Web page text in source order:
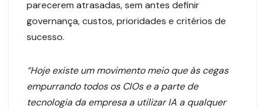
parecerem atrasadas, sem antes definir
governança, custos, prioridades e critérios de
sucesso.
“Hoje existe um movimento meio que às cegas
empurrando todos os CIOs e a parte de
tecnologia da empresa a utilizar IA a qualquer